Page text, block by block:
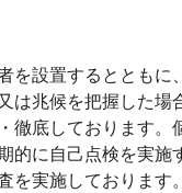
を設置するとともに
は兆候を把握した場
徹底しております。
的に自己点検を実施
を実施しております